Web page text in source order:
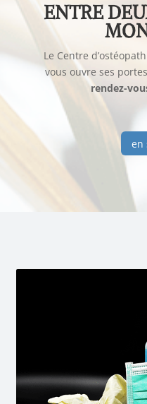
ENTRE
Le Centre
vous ouvre ses
rendez-
en